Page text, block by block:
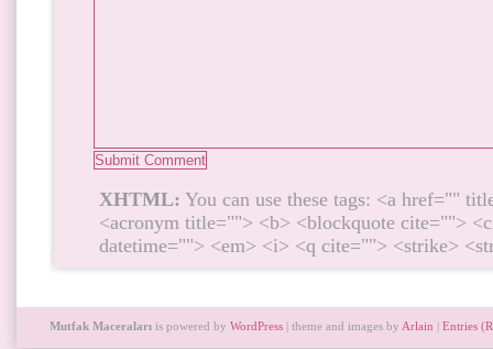
XHTML: You can use these tags: <a href=""
<acronym title=""> <b> <blockquote cite="">
datetime=""> <em> <i> <q cite=""> <strike>
Mutfak Maceraları is powered by WordPress | theme and images by Arlain | Entries